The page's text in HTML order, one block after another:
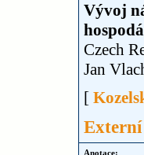
Vývoj
Czech
Jan
[
Anotace: